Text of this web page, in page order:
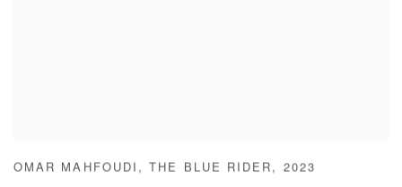
OMAR MAHFOUDI , THE BLUE RIDER , 2023